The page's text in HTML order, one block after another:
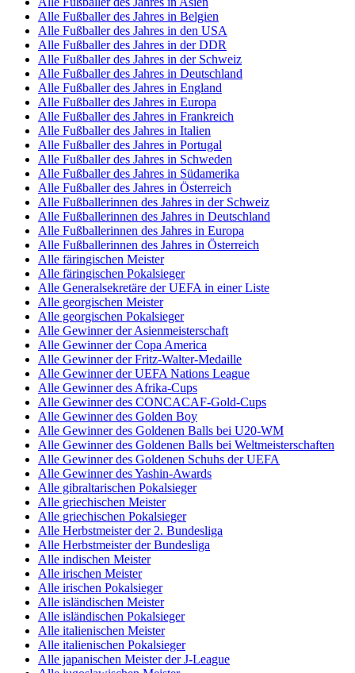
Alle Fußballer des Jahres in Belgien
Alle Fußballer des Jahres in den USA
Alle Fußballer des Jahres in der DDR
Alle Fußballer des Jahres in der Schweiz
Alle Fußballer des Jahres in Deutschland
Alle Fußballer des Jahres in England
Alle Fußballer des Jahres in Europa
Alle Fußballer des Jahres in Frankreich
Alle Fußballer des Jahres in Italien
Alle Fußballer des Jahres in Portugal
Alle Fußballer des Jahres in Schweden
Alle Fußballer des Jahres in Südamerika
Alle Fußballer des Jahres in Österreich
Alle Fußballerinnen des Jahres in der Schweiz
Alle Fußballerinnen des Jahres in Deutschland
Alle Fußballerinnen des Jahres in Europa
Alle Fußballerinnen des Jahres in Österreich
Alle färingischen Meister
Alle färingischen Pokalsieger
Alle Generalsekretäre der UEFA in einer Liste
Alle georgischen Meister
Alle georgischen Pokalsieger
Alle Gewinner der Asienmeisterschaft
Alle Gewinner der Copa America
Alle Gewinner der Fritz-Walter-Medaille
Alle Gewinner der UEFA Nations League
Alle Gewinner des Afrika-Cups
Alle Gewinner des CONCACAF-Gold-Cups
Alle Gewinner des Golden Boy
Alle Gewinner des Goldenen Balls bei U20-WM
Alle Gewinner des Goldenen Balls bei Weltmeisterschaften
Alle Gewinner des Goldenen Schuhs der UEFA
Alle Gewinner des Yashin-Awards
Alle gibraltarischen Pokalsieger
Alle griechischen Meister
Alle griechischen Pokalsieger
Alle Herbstmeister der 2. Bundesliga
Alle Herbstmeister der Bundesliga
Alle indischen Meister
Alle irischen Meister
Alle irischen Pokalsieger
Alle isländischen Meister
Alle isländischen Pokalsieger
Alle italienischen Meister
Alle italienischen Pokalsieger
Alle japanischen Meister der J-League